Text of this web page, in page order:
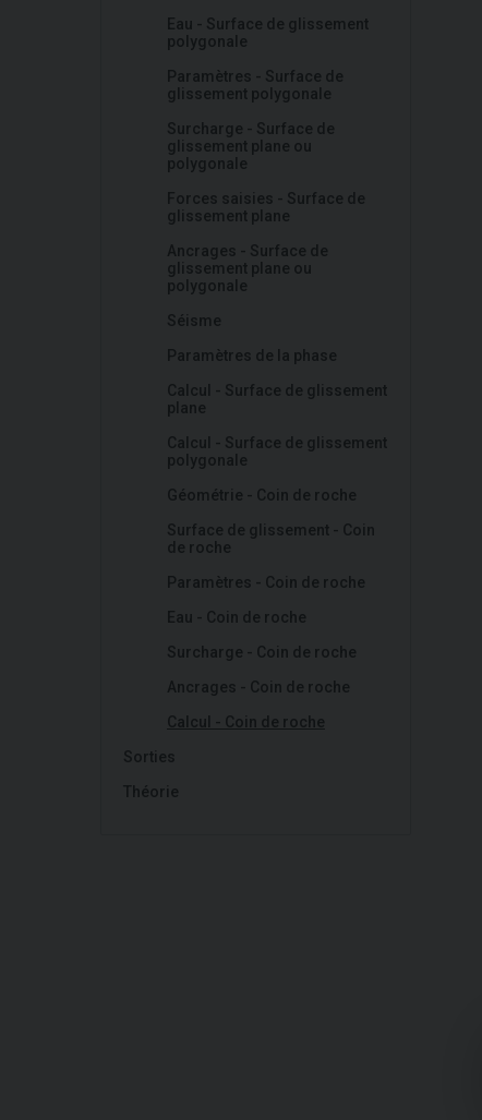
Eau - Surface de glissement
polygonale
Paramètres - Surface de
glissement polygonale
Surcharge - Surface de
glissement plane ou
polygonale
Forces saisies - Surface de
glissement plane
Ancrages - Surface de
glissement plane ou
polygonale
Séisme
Paramètres de la phase
Calcul - Surface de glissement
plane
Calcul - Surface de glissement
polygonale
Géométrie - Coin de roche
Surface de glissement - Coin
de roche
Paramètres - Coin de roche
Eau - Coin de roche
Surcharge - Coin de roche
Ancrages - Coin de roche
Calcul - Coin de roche
Sorties
Théorie